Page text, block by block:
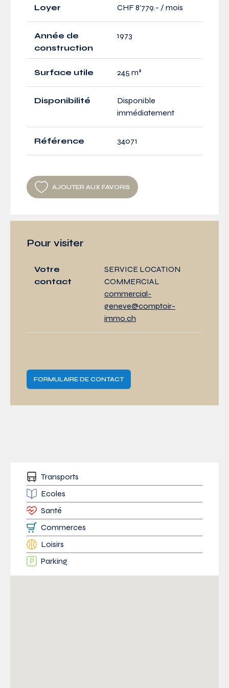
Loyer CHF 8'779.- / mois
Année de
construction
1973
Surface utile 245 m²
Disponibilité
Disponible
immédiatement
Référence 34071
AJOUTER AUX FAVORIS
Pour visiter
Votre
contact
SERVICE LOCATION
COMMERCIAL
commercial-
geneve@comptoir-
immo.ch
FORMULAIRE DE CONTACT
Transports
Ecoles
Santé
Commerces
Loisirs
Parking